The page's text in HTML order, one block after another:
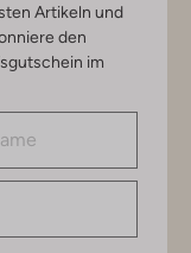
Artikeln und
den
im